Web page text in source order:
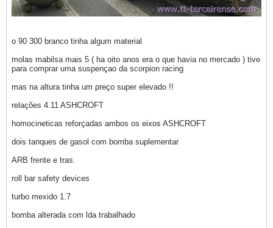
o 90 300 branco tinha algum material
molas mabilsa mais 5 ( ha oito anos era o que havia no mercado ) tive
para comprar uma suspençao da scorpion racing
mas na altura tinha um preço super elevado !!
relações 4.11 ASHCROFT
homocineticas reforçadas ambos os eixos ASHCROFT
dois tanques de gasol com bomba suplementar
ARB frente e tras.
roll bar safety devices
turbo mexido 1.7
bomba alterada com lda trabalhado